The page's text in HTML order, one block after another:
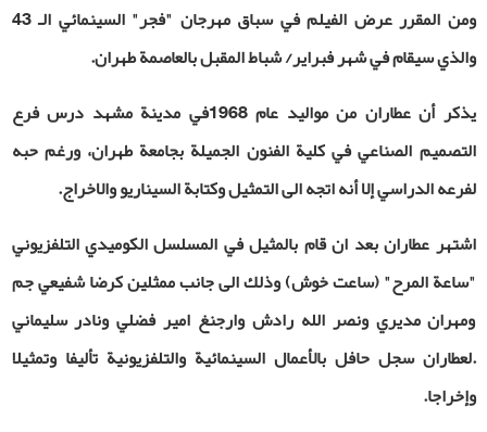
ومن المقرر عرض الفيلم في سباق مهرجان "فجر" السينمائي الـ 43
والذي سيقام في شهر فبراير/ شباط المقبل بالعاصمة طهران.
يذكر أن عطاران من مواليد عام 1968في مدينة مشهد درس فرع
التصميم الصناعي في كلية الفنون الجميلة بجامعة طهران، ورغم حبه
لفرعه الدراسي إلا أنه اتجه الى التمثيل وكتابة السيناريو والاخراج.
اشتهر عطاران بعد ان قام بالمثيل في المسلسل الكوميدي التلفزيوني
"ساعة المرح" (ساعت خوش) وذلك الى جانب ممثلين كرضا شفيعي جم
ومهران مديري ونصر الله رادش وارجنغ امير فضلي ونادر سليماني
.لعطاران سجل حافل بالأعمال السينمائية والتلفزيونية تأليفا وتمثيلا
وإخراجا.